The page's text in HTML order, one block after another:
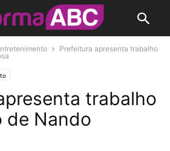
Prefeitura apresenta trabalho
trabalho
Nando